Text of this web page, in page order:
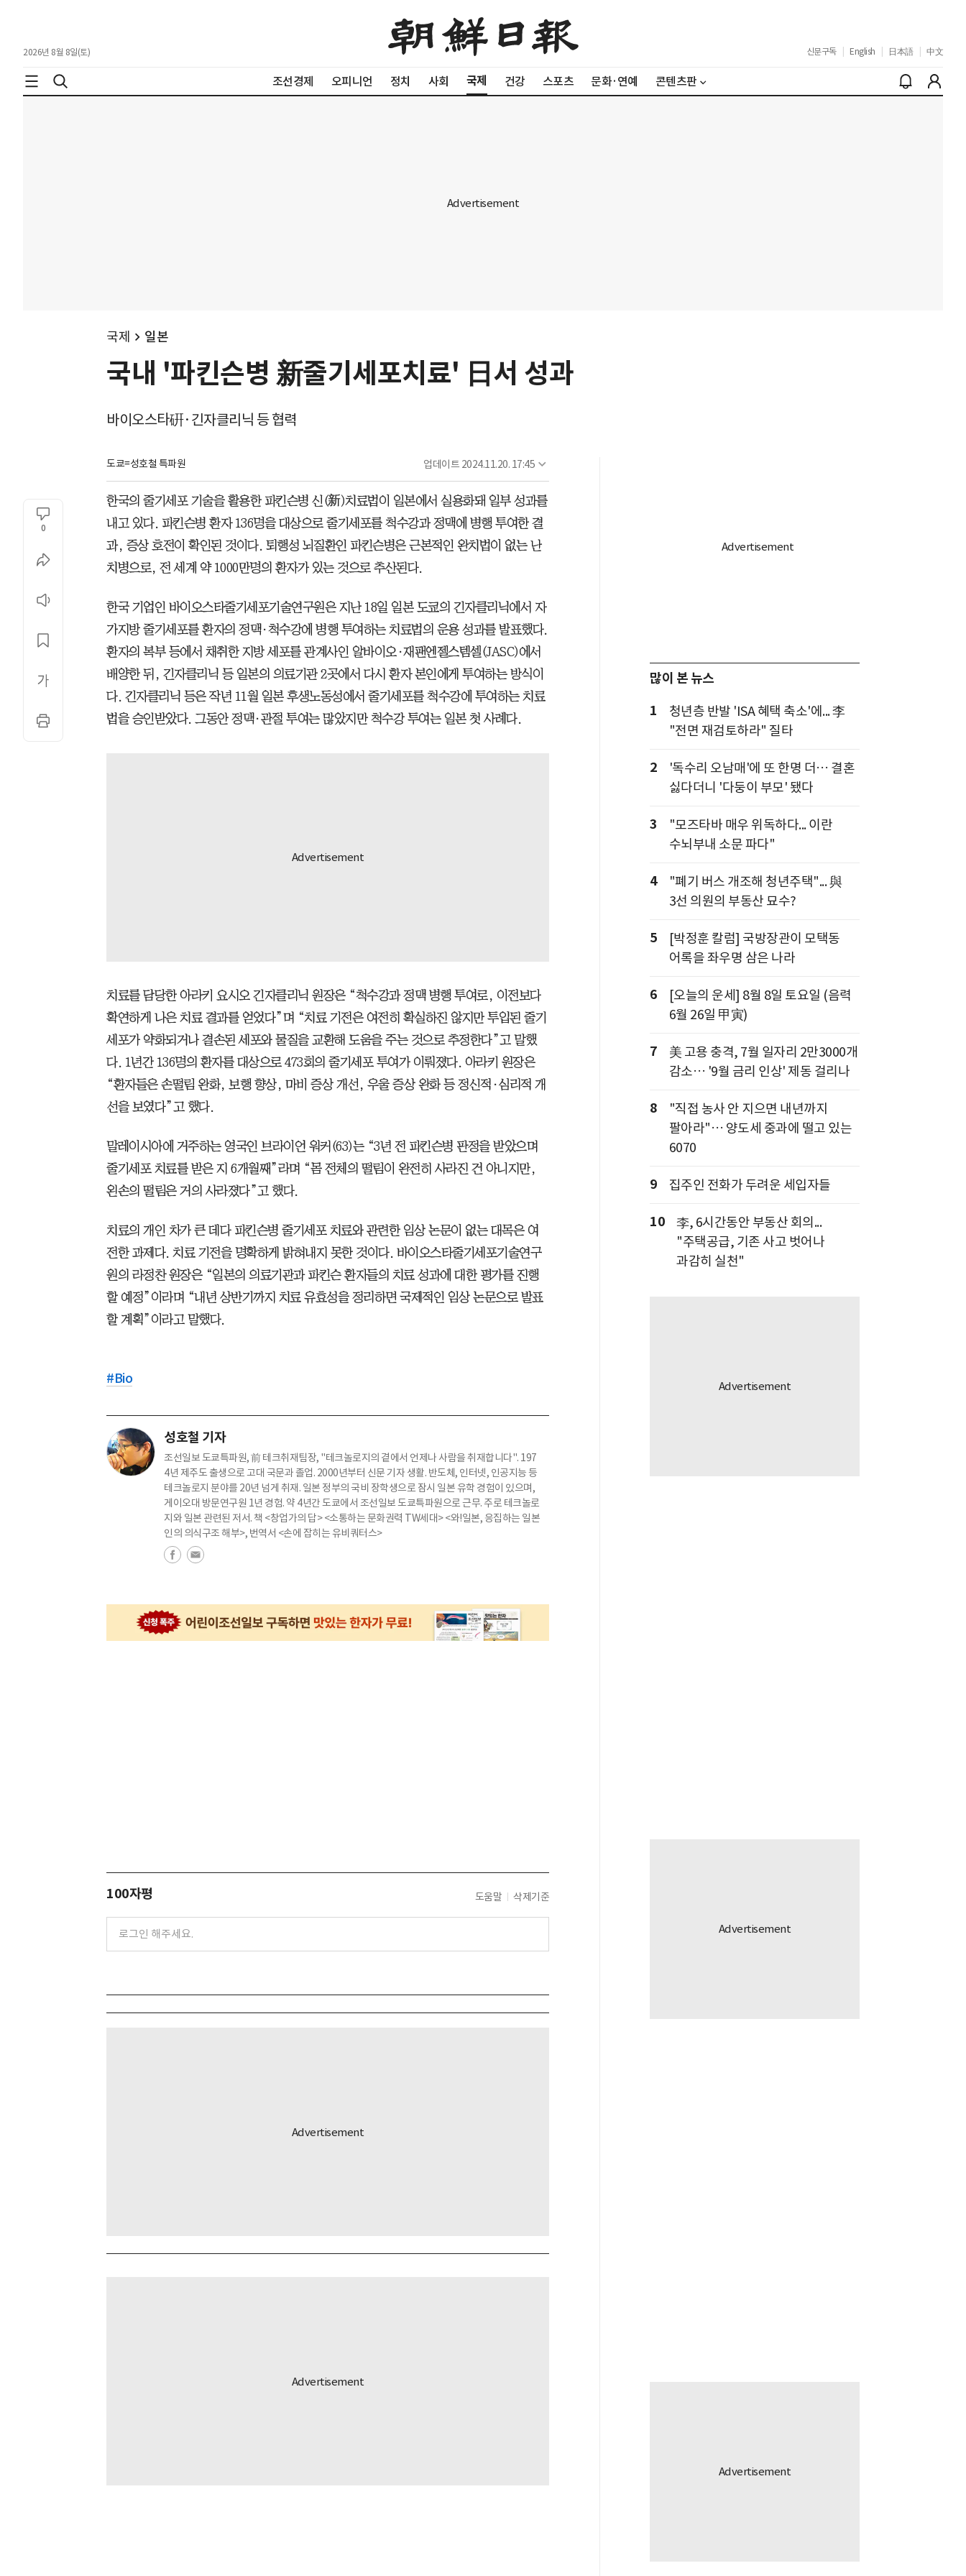
2026년 8월 8일(토) 신문구독 English 日本語 中文
조선경제 오피니언 정치 사회 국제 건강 스포츠 문화·연예 콘텐츠판
국제 일본
국내 '파킨슨병 新줄기세포치료' 日서 성과
바이오스타硏·긴자클리닉 등 협력
도쿄=성호철 특파원 업데이트 2024.11.20. 17:45
0
한국의 줄기세포 기술을 활용한 파킨슨병 신(新)치료법이 일본에서 실용화돼 일부 성과를
내고 있다. 파킨슨병 환자 136명을 대상으로 줄기세포를 척수강과 정맥에 병행 투여한 결
과, 증상 호전이 확인된 것이다. 퇴행성 뇌질환인 파킨슨병은 근본적인 완치법이 없는 난
치병으로, 전 세계 약 1000만명의 환자가 있는 것으로 추산된다.
한국 기업인 바이오스타줄기세포기술연구원은 지난 18일 일본 도쿄의 긴자클리닉에서 자
가지방 줄기세포를 환자의 정맥·척수강에 병행 투여하는 치료법의 운용 성과를 발표했다.
환자의 복부 등에서 채취한 지방 세포를 관계사인 알바이오·재팬엔젤스템셀(JASC)에서
배양한 뒤, 긴자클리닉 등 일본의 의료기관 2곳에서 다시 환자 본인에게 투여하는 방식이
다. 긴자클리닉 등은 작년 11월 일본 후생노동성에서 줄기세포를 척수강에 투여하는 치료
법을 승인받았다. 그동안 정맥·관절 투여는 많았지만 척수강 투여는 일본 첫 사례다.
치료를 담당한 아라키 요시오 긴자클리닉 원장은 “척수강과 정맥 병행 투여로, 이전보다
확연하게 나은 치료 결과를 얻었다”며 “치료 기전은 여전히 확실하진 않지만 투입된 줄기
세포가 약화되거나 결손된 세포와 물질을 교환해 도움을 주는 것으로 추정한다”고 말했
다. 1년간 136명의 환자를 대상으로 473회의 줄기세포 투여가 이뤄졌다. 아라키 원장은
“환자들은 손떨림 완화, 보행 향상, 마비 증상 개선, 우울 증상 완화 등 정신적·심리적 개
선을 보였다”고 했다.
말레이시아에 거주하는 영국인 브라이언 워커(63)는 “3년 전 파킨슨병 판정을 받았으며
줄기세포 치료를 받은 지 6개월째”라며 “몸 전체의 떨림이 완전히 사라진 건 아니지만,
왼손의 떨림은 거의 사라졌다”고 했다.
치료의 개인 차가 큰 데다 파킨슨병 줄기세포 치료와 관련한 임상 논문이 없는 대목은 여
전한 과제다. 치료 기전을 명확하게 밝혀내지 못한 것이다. 바이오스타줄기세포기술연구
원의 라정찬 원장은 “일본의 의료기관과 파킨슨 환자들의 치료 성과에 대한 평가를 진행
할 예정”이라며 “내년 상반기까지 치료 유효성을 정리하면 국제적인 임상 논문으로 발표
할 계획”이라고 말했다.
#Bio
성호철 기자
조선일보 도쿄특파원, 前 테크취재팀장, "테크놀로지의 곁에서 언제나 사람을 취재합니다". 197
4년 제주도 출생으로 고대 국문과 졸업. 2000년부터 신문 기자 생활. 반도체, 인터넷, 인공지능 등
테크놀로지 분야를 20년 넘게 취재. 일본 정부의 국비 장학생으로 잠시 일본 유학 경험이 있으며,
게이오대 방문연구원 1년 경험. 약 4년간 도쿄에서 조선일보 도쿄특파원으로 근무. 주로 테크놀로
지와 일본 관련된 저서. 책 <창업가의 답> <소통하는 문화권력 TW세대> <와!일본, 응집하는 일본
인의 의식구조 해부>, 번역서 <손에 잡히는 유비쿼터스>
100자평 도움말 삭제기준
많이 본 뉴스
1
청년층 반발 'ISA 혜택 축소'에... 李
"전면 재검토하라" 질타
2
'독수리 오남매'에 또 한명 더… 결혼
싫다더니 '다둥이 부모' 됐다
3
"모즈타바 매우 위독하다... 이란
수뇌부내 소문 파다"
4
"폐기 버스 개조해 청년주택"... 與
3선 의원의 부동산 묘수?
5
[박정훈 칼럼] 국방장관이 모택동
어록을 좌우명 삼은 나라
6
[오늘의 운세] 8월 8일 토요일 (음력
6월 26일 甲寅)
7
美 고용 충격, 7월 일자리 2만3000개
감소… '9월 금리 인상' 제동 걸리나
8
"직접 농사 안 지으면 내년까지
팔아라"… 양도세 중과에 떨고 있는
6070
9 집주인 전화가 두려운 세입자들
10
李, 6시간동안 부동산 회의...
"주택공급, 기존 사고 벗어나
과감히 실천"